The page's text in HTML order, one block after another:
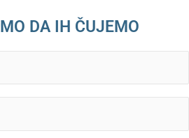
DA IH ČUJEMO